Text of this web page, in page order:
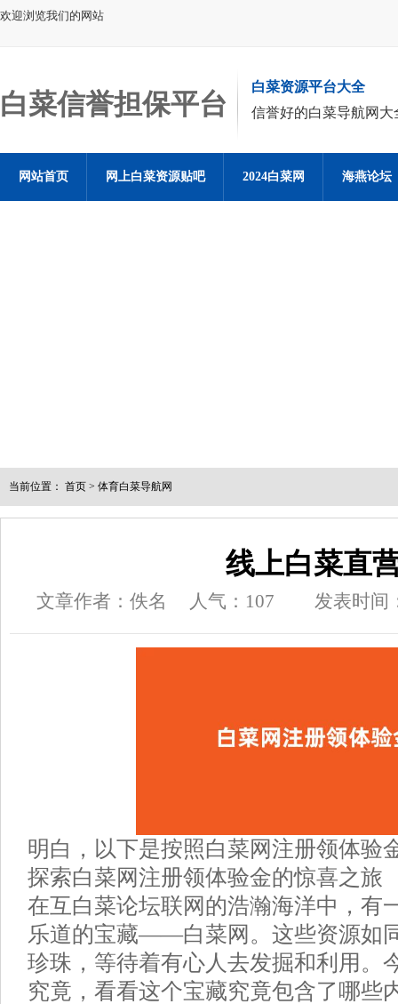
欢迎浏览我们的网站
白菜信誉担保平台
白菜资源平台大全
信誉好的白菜导航网大
网站首页 网上白菜资源贴吧 2024白菜网 海燕论坛
当前位置： 首页 > 体育白菜导航网
线上白菜直
文章作者：佚名 人气： 107 发表时间
明白，以下是按照白菜网注册领体验
探索白菜网注册领体验金的惊喜之旅
在互白菜论坛联网的浩瀚海洋中，有
乐道的宝藏——白菜网。这些资源如
珍珠，等待着有心人去发掘和利用。
究竟，看看这个宝藏究竟包含了哪些